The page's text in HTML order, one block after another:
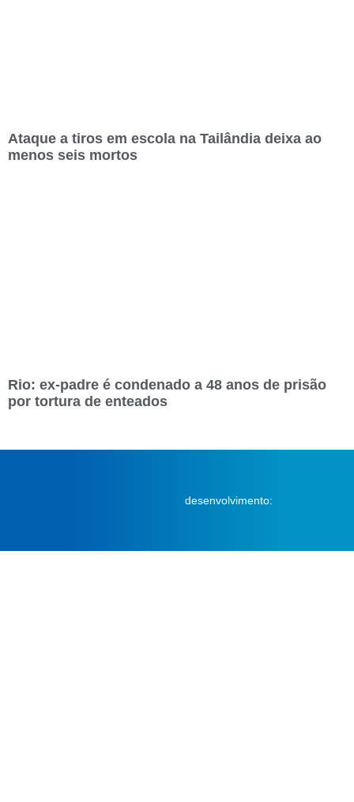
Ataque a tiros em escola na Tailândia deixa ao
menos seis mortos
Rio: ex-padre é condenado a 48 anos de prisão
por tortura de enteados
desenvolvimento: